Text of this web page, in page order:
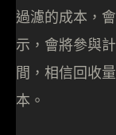
過濾的成本，
示，會將參與
間，相信回收
本。